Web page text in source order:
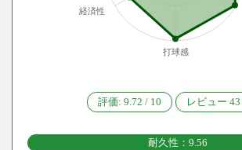
打球感
経済性
評価: 9.72 / 10 レビュー 43
耐久性：9.56